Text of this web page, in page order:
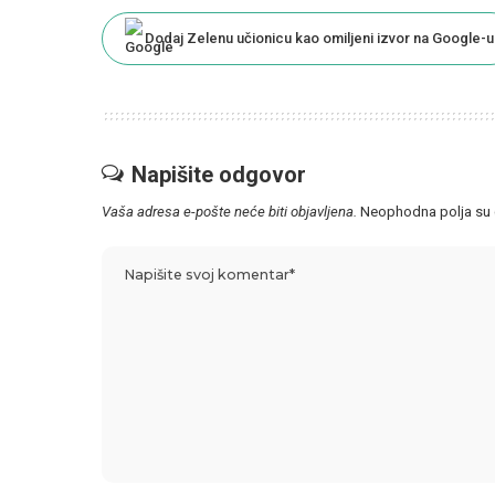
Dodaj Zelenu učionicu kao omiljeni izvor na Google-u
Napišite odgovor
Vaša adresa e-pošte neće biti objavljena. Neophodna polja su